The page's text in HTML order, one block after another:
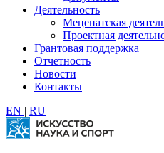
Деятельность
Меценатская
Проектная
Грантовая поддержка
Отчетность
Новости
Контакты
EN | RU